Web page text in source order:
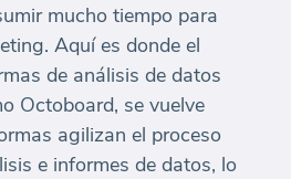
mucho tiempo para
Aquí es donde el
de análisis de datos
Octoboard, se vuelve
agilizan el proceso
e informes de datos, lo